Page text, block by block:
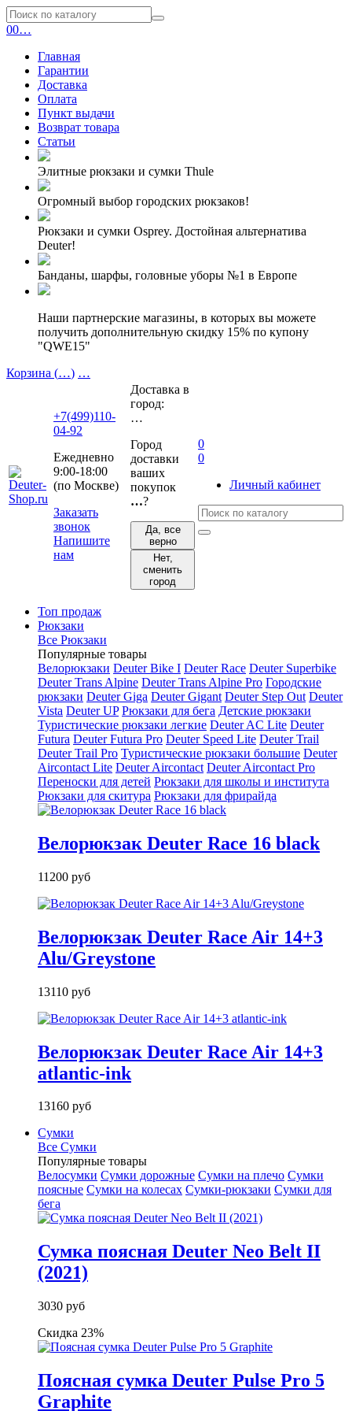
00…
Главная
Гарантии
Доставка
Оплата
Пункт выдачи
Возврат товара
Статьи
Элитные рюкзаки и сумки Thule
Огромный выбор городских рюкзаков!
Рюкзаки и сумки Osprey. Достойная альтернатива
Deuter!
Банданы, шарфы, головные уборы №1 в Европе
Наши партнерские магазины, в которых вы можете
получить дополнительную скидку 15% по купону
"QWE15"
Корзина (…) …
+7(499)110-
04-92
Ежедневно
9:00-18:00
(по Москве)
Заказать
звонок
Напишите
нам
Доставка в
город:
…
Город
доставки
ваших
покупок
…?
Да, все
верно
Нет,
сменить
город
0
0
Личный кабинет
Топ продаж
Рюкзаки
Все Рюкзаки
Популярные товары
Велорюкзаки Deuter Bike I Deuter Race Deuter Superbike
Deuter Trans Alpine Deuter Trans Alpine Pro Городские
рюкзаки Deuter Giga Deuter Gigant Deuter Step Out Deuter
Vista Deuter UP Рюкзаки для бега Детские рюкзаки
Туристические рюкзаки легкие Deuter AС Lite Deuter
Futura Deuter Futura Pro Deuter Speed Lite Deuter Trail
Deuter Trail Pro Туристические рюкзаки большие Deuter
Aircontact Lite Deuter Aircontact Deuter Aircontact Pro
Переноски для детей Рюкзаки для школы и института
Рюкзаки для скитура Рюкзаки для фрирайда
Велорюкзак Deuter Race 16 black
11200 руб
Велорюкзак Deuter Race Air 14+3
Alu/Greystone
13110 руб
Велорюкзак Deuter Race Air 14+3
atlantic-ink
13160 руб
Сумки
Все Сумки
Популярные товары
Велосумки Сумки дорожные Сумки на плечо Сумки
поясные Сумки на колесах Сумки-рюкзаки Сумки для
бега
Сумка поясная Deuter Neo Belt II
(2021)
3030 руб
Скидка 23%
Поясная сумка Deuter Pulse Pro 5
Graphite